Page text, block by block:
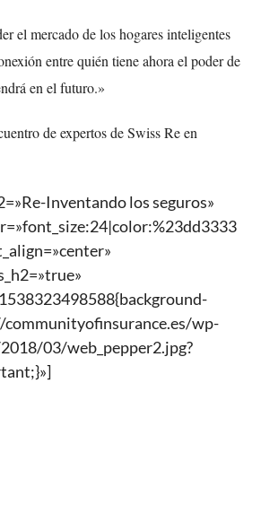
el mercado de los hogares inteligentes
entre quién tiene ahora el poder de
en el futuro.»
de expertos de Swiss Re en
Inventando los seguros»
wp-
03/web_pepper2.jpg?